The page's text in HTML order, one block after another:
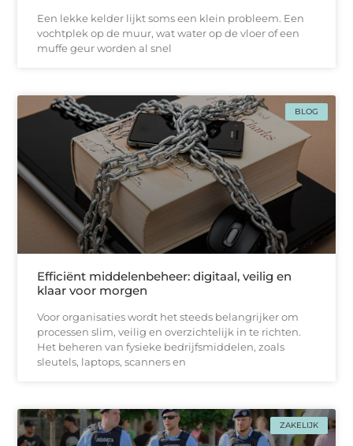
Een lekke kelder lijkt soms een klein probleem. Een
vochtplek op de muur, wat water op de vloer of een
muffe geur worden al snel
BLOG
Efficiënt middelenbeheer: digitaal, veilig en
klaar voor morgen
Voor organisaties wordt het steeds belangrijker om
processen slim, veilig en overzichtelijk in te richten.
Het beheren van fysieke bedrijfsmiddelen, zoals
sleutels, laptops, scanners en
ZAKELIJK